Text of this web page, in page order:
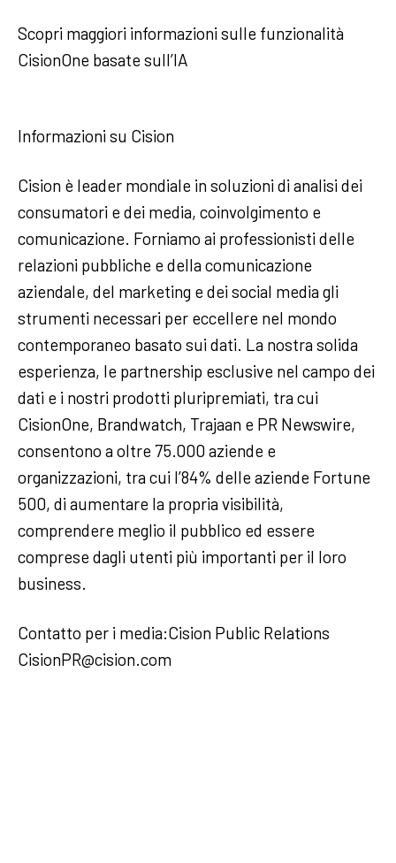
Scopri maggiori informazioni sulle funzionalità
CisionOne basate sull’IA
Informazioni su Cision
Cision è leader mondiale in soluzioni di analisi dei
consumatori e dei media, coinvolgimento e
comunicazione. Forniamo ai professionisti delle
relazioni pubbliche e della comunicazione
aziendale, del marketing e dei social media gli
strumenti necessari per eccellere nel mondo
contemporaneo basato sui dati. La nostra solida
esperienza, le partnership esclusive nel campo dei
dati e i nostri prodotti pluripremiati, tra cui
CisionOne, Brandwatch, Trajaan e PR Newswire,
consentono a oltre 75.000 aziende e
organizzazioni, tra cui l’84% delle aziende Fortune
500, di aumentare la propria visibilità,
comprendere meglio il pubblico ed essere
comprese dagli utenti più importanti per il loro
business.
Contatto per i media:Cision Public Relations
CisionPR@cision.com